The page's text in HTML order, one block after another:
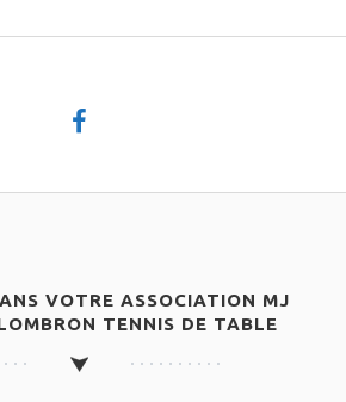
VOTRE ASSOCIATION MJ
TENNIS DE TABLE